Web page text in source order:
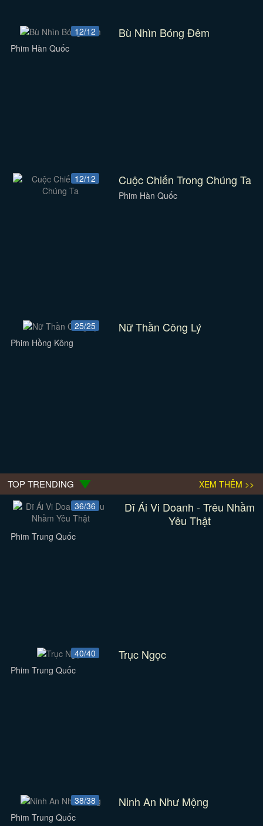
12/12 Bù Nhìn Bóng Đêm
Phim Hàn Quốc
12/12 Cuộc Chiến Trong Chúng Ta
Phim Hàn Quốc
25/25 Nữ Thần Công Lý
Phim Hồng Kông
TOP TRENDING
XEM THÊM >>
36/36
Dĩ Ái Vi Doanh - Trêu Nhầm
Yêu Thật
Phim Trung Quốc
40/40 Trục Ngọc
Phim Trung Quốc
38/38 Ninh An Như Mộng
Phim Trung Quốc